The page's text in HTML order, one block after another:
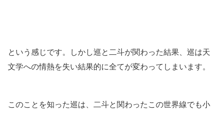
という感じです。しかし巡と二斗が関わった結果、巡は天
文学への情熱を失い結果的に全てが変わってしまいます。
このことを知った巡は、二斗と関わったこの世界線でも小